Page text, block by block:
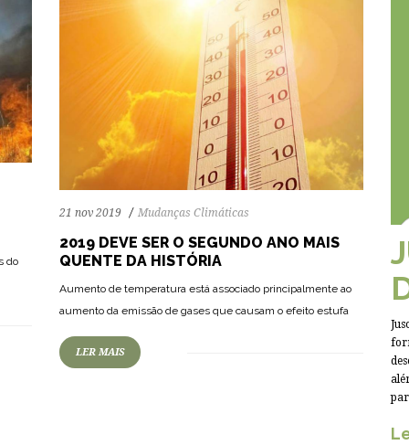
do
21 nov 2019 Mudanças Climáticas
2019 DEVE SER O SEGUNDO ANO MAIS
QUENTE DA HISTÓRIA
Aumento de temperatura está associado principalmente ao
aumento da emissão de gases que causam o efeito estufa
LER MAIS